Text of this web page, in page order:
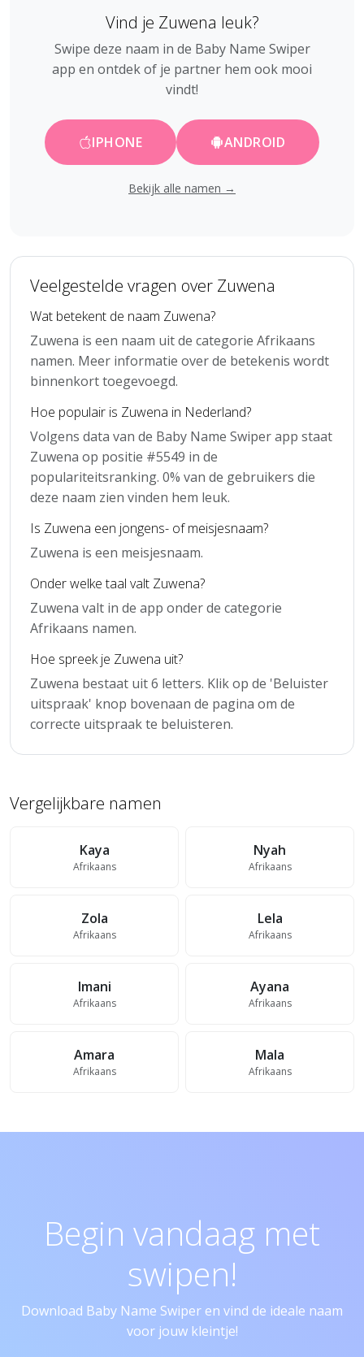
Vind je Zuwena leuk?
Swipe deze naam in de Baby Name Swiper
app en ontdek of je partner hem ook mooi
vindt!
IPHONE ANDROID
Bekijk alle namen →
Veelgestelde vragen over Zuwena
Wat betekent de naam Zuwena?
Zuwena is een naam uit de categorie Afrikaans
namen. Meer informatie over de betekenis wordt
binnenkort toegevoegd.
Hoe populair is Zuwena in Nederland?
Volgens data van de Baby Name Swiper app staat
Zuwena op positie #5549 in de
populariteitsranking. 0% van de gebruikers die
deze naam zien vinden hem leuk.
Is Zuwena een jongens- of meisjesnaam?
Zuwena is een meisjesnaam.
Onder welke taal valt Zuwena?
Zuwena valt in de app onder de categorie
Afrikaans namen.
Hoe spreek je Zuwena uit?
Zuwena bestaat uit 6 letters. Klik op de 'Beluister
uitspraak' knop bovenaan de pagina om de
correcte uitspraak te beluisteren.
Vergelijkbare namen
Kaya
Afrikaans
Nyah
Afrikaans
Zola
Afrikaans
Lela
Afrikaans
Imani
Afrikaans
Ayana
Afrikaans
Amara
Afrikaans
Mala
Afrikaans
Begin vandaag met
swipen!
Download Baby Name Swiper en vind de ideale naam
voor jouw kleintje!